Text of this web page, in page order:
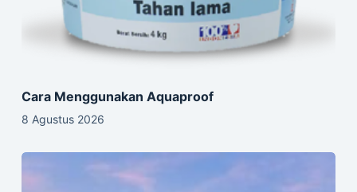
Cara Menggunakan Aquaproof
8 Agustus 2026